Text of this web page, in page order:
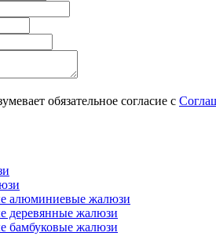
обязательное согласие с
алюминиевые жалюзи
деревянные жалюзи
бамбуковые жалюзи